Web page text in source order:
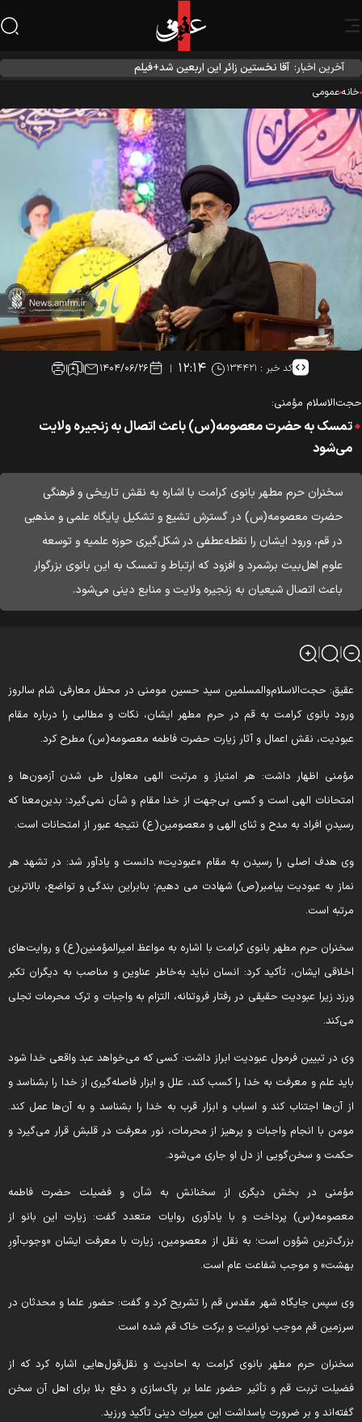
آخرین اخبار: آقا نخستین زائر این اربعین شد+فیلم
عمومی
کد خبر : ۱۳۴۴۲۱ ۱۲:۱۴ ۱۴۰۴/۰۶/۲۶
مؤمنی:
تمسک به حضرت معصومه(س) باعث اتصال به زنجیره ولایت
می‌شود
سخنران حرم مطهر بانوی کرامت با اشاره به نقش تاریخی و فرهنگی
حضرت معصومه(س) در گسترش تشیع و تشکیل پایگاه علمی و مذهبی
در قم، ورود ایشان را نقطه‌عطفی در شکل‌گیری حوزه علمیه و توسعه
علوم اهل‌بیت برشمرد و افزود که ارتباط و تمسک به این بانوی بزرگوار
باعث اتصال شیعیان به زنجیره ولایت و منابع دینی می‌شود.
عقیق: حجت‌الاسلام‌والمسلمین سید حسین مومنی در محفل معارفی شام سالروز
ورود بانوی کرامت به قم در حرم مطهر ایشان، نکات و مطالبی را درباره مقام
عبودیت، نقش اعمال و آثار زیارت حضرت فاطمه معصومه(س) مطرح کرد.
مؤمنی اظهار داشت: هر امتیاز و مرتبت الهی معلول طی شدن آزمون‌ها و
امتحانات الهی است و کسی بی‌جهت از خدا مقام و شأن نمی‌گیرد؛ بدین‌معنا که
رسیدنِ افراد به مدح و ثنای الهی و معصومین(ع) نتیجه عبور از امتحانات است.
وی هدف اصلی را رسیدن به مقام «عبودیت» دانست و یادآور شد: در تشهد هر
نماز به عبودیت پیامبر(ص) شهادت می دهیم؛ بنابراین بندگی و تواضع، بالاترین
مرتبه است.
سخنران حرم مطهر بانوی کرامت با اشاره به مواعظ امیرالمؤمنین(ع) و روایت‌های
اخلاقی ایشان، تأکید کرد: انسان نباید به‌خاطر عناوین و مناصب به دیگران تکبر
ورزد زیرا عبودیت حقیقی در رفتار فروتنانه، التزام به واجبات و ترک محرمات تجلی
می‌کند.
وی در تبیین فرمول عبودیت ابراز داشت: کسی که می‌خواهد عبد واقعی خدا شود
باید علم و معرفت به خدا را کسب کند، علل و ابزار فاصله‌گیری از خدا را بشناسد و
از آن‌ها اجتناب کند و اسباب و ابزار قرب به خدا را بشناسد و به آن‌ها عمل کند.
مومن با انجام واجبات و پرهیز از محرمات، نور معرفت در قلبش قرار می‌گیرد و
حکمت و سخن‌گویی از دل او جاری می‌شود.
مؤمنی در بخش دیگری از سخنانش به شأن و فضیلت حضرت فاطمه
معصومه(س) پرداخت و با یادآوری روایات متعدد گفت: زیارت این بانو از
بزرگ‌ترین شؤون است؛ به نقل از معصومین، زیارت با معرفت ایشان «وجوب‌آورِ
بهشت» و موجب شفاعت عام است.
وی سپس جایگاه شهر مقدس قم را تشریح کرد و گفت: حضور علما و محدثان در
سرزمین قم موجب نورانیت و برکت خاک قم شده است.
سخنران حرم مطهر بانوی کرامت به احادیث و نقل‌قول‌هایی اشاره کرد که از
فضیلت تربت قم و تأثیر حضور علما بر پاک‌سازی و دفع بلا برای اهل آن سخن
گفته‌اند و بر ضرورت پاسداشت این میراث دینی تأکید ورزید.